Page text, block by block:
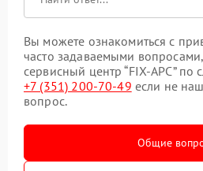
Вы можете ознакомиться с
часто задаваемыми
сервисный центр “FIX-APC”
+7 (351) 200-70-49 если не
вопрос.
Общие